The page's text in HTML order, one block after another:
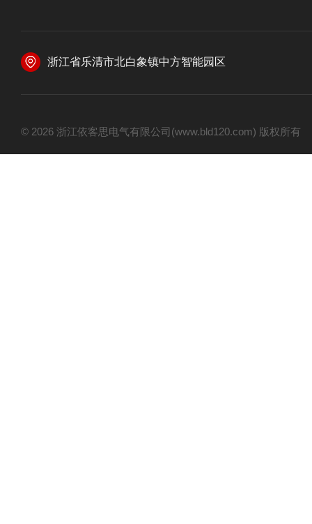
浙江省乐清市北白象镇中方智能园区
© 2026 浙江依客思电气有限公司(www.bld120.com) 版权所有